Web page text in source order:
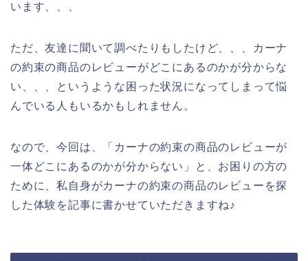
います、、、
ただ、友達に聞いて調べたりもしたけど、、、カーナ
の約束の商品のレビューがどこにあるのかが分からな
い、、、というような困った状況になってしまって悩
んでいる人もいるかもしれません。
なので、今回は、「カーナの約束の商品のレビューが
一体どこにあるのかが分からない」と、お困りの方の
ために、私自身がカーナの約束の商品のレビューを探
した体験を記事に書かせていただきますね♪